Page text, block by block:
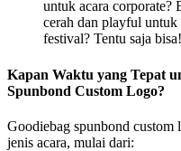
untuk acara corporate?
cerah dan playful untuk
festival? Tentu saja bisa!
Kapan Waktu yang Tepat
Spunbond Custom Logo?
Goodiebag spunbond custom
jenis acara, mulai dari: